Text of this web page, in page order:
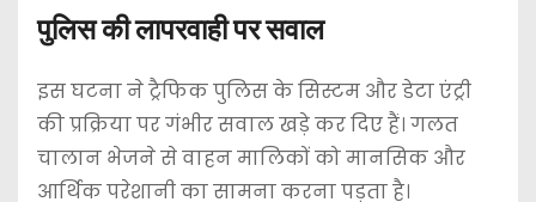
पुलिस की लापरवाही पर सवाल
इस घटना ने ट्रैफिक पुलिस के सिस्टम और डेटा एंट्री
की प्रक्रिया पर गंभीर सवाल खड़े कर दिए हैं। गलत
चालान भेजने से वाहन मालिकों को मानसिक और
आर्थिक परेशानी का सामना करना पड़ता है।